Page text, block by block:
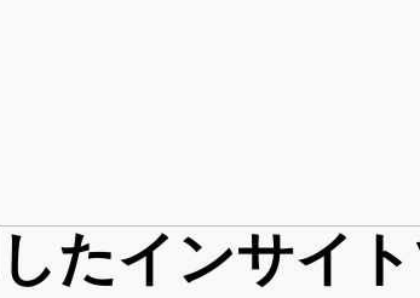
たインサイ